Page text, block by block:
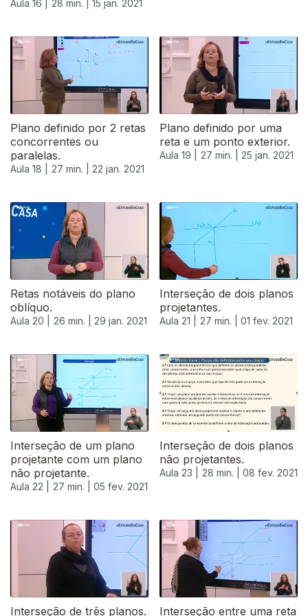
Aula 16 | 28 min. | 15 jan. 2021
Plano definido por 2 retas
concorrentes ou
paralelas.
Aula 18 | 27 min. | 22 jan. 2021
Plano definido por uma
reta e um ponto exterior.
Aula 19 | 27 min. | 25 jan. 2021
Retas notáveis do plano
oblíquo.
Aula 20 | 26 min. | 29 jan. 2021
Interseção de dois planos
projetantes.
Aula 21 | 27 min. | 01 fev. 2021
Interseção de um plano
projetante com um plano
não projetante.
Aula 22 | 27 min. | 05 fev. 2021
Interseção de dois planos
não projetantes.
Aula 23 | 28 min. | 08 fev. 2021
522831
Interseção de três planos.
Interseção entre uma reta